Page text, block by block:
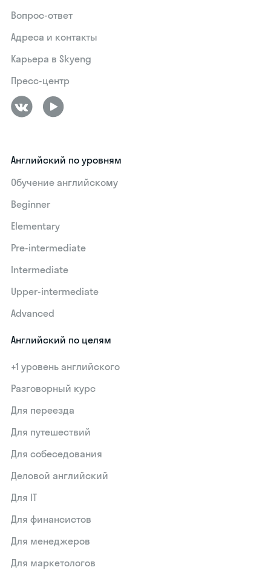
Вопрос-ответ
Адреса и контакты
Карьера в Skyeng
Пресс-центр
Английский по уровням
Обучение английскому
Beginner
Elementary
Pre-intermediate
Intermediate
Upper-intermediate
Advanced
Английский по целям
+1 уровень английского
Разговорный курс
Для переезда
Для путешествий
Для собеседования
Деловой английский
Для IT
Для финансистов
Для менеджеров
Для маркетологов